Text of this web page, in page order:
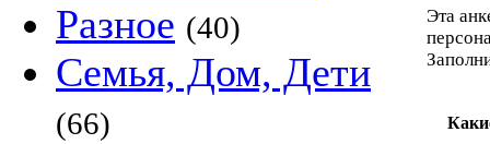
Разное (40)
Семья, Дом, Дети
(66)
Эта